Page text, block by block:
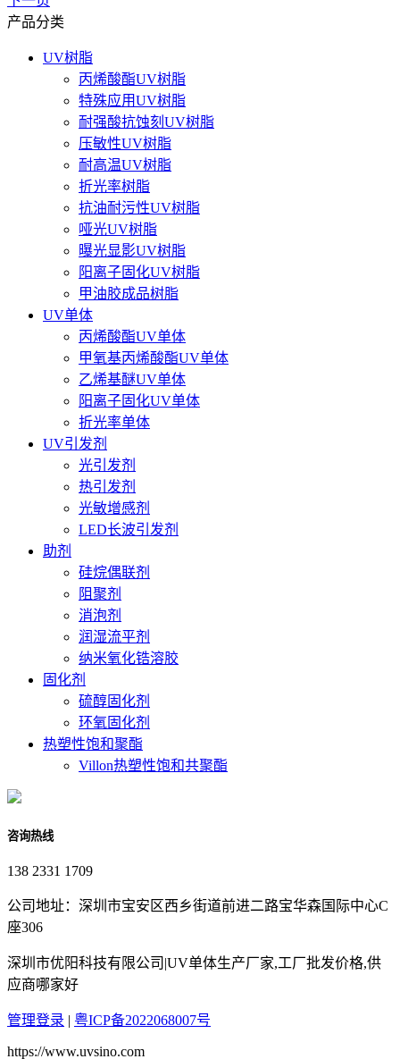
产品分类
UV树脂
丙烯酸酯UV树脂
特殊应用UV树脂
耐强酸抗蚀刻UV树脂
压敏性UV树脂
耐高温UV树脂
折光率树脂
抗油耐污性UV树脂
哑光UV树脂
曝光显影UV树脂
阳离子固化UV树脂
甲油胶成品树脂
UV单体
丙烯酸酯UV单体
甲氧基丙烯酸酯UV单体
乙烯基醚UV单体
阳离子固化UV单体
折光率单体
UV引发剂
光引发剂
热引发剂
光敏增感剂
LED长波引发剂
助剂
硅烷偶联剂
阻聚剂
消泡剂
润湿流平剂
纳米氧化锆溶胶
固化剂
硫醇固化剂
环氧固化剂
热塑性饱和聚酯
Villon热塑性饱和共聚酯
咨询热线
138 2331 1709
公司地址：深圳市宝安区西乡街道前进二路宝华森国际中心C
座306
深圳市优阳科技有限公司|UV单体生产厂家,工厂批发价格,供
应商哪家好
管理登录 | 粤ICP备2022068007号
https://www.uvsino.com